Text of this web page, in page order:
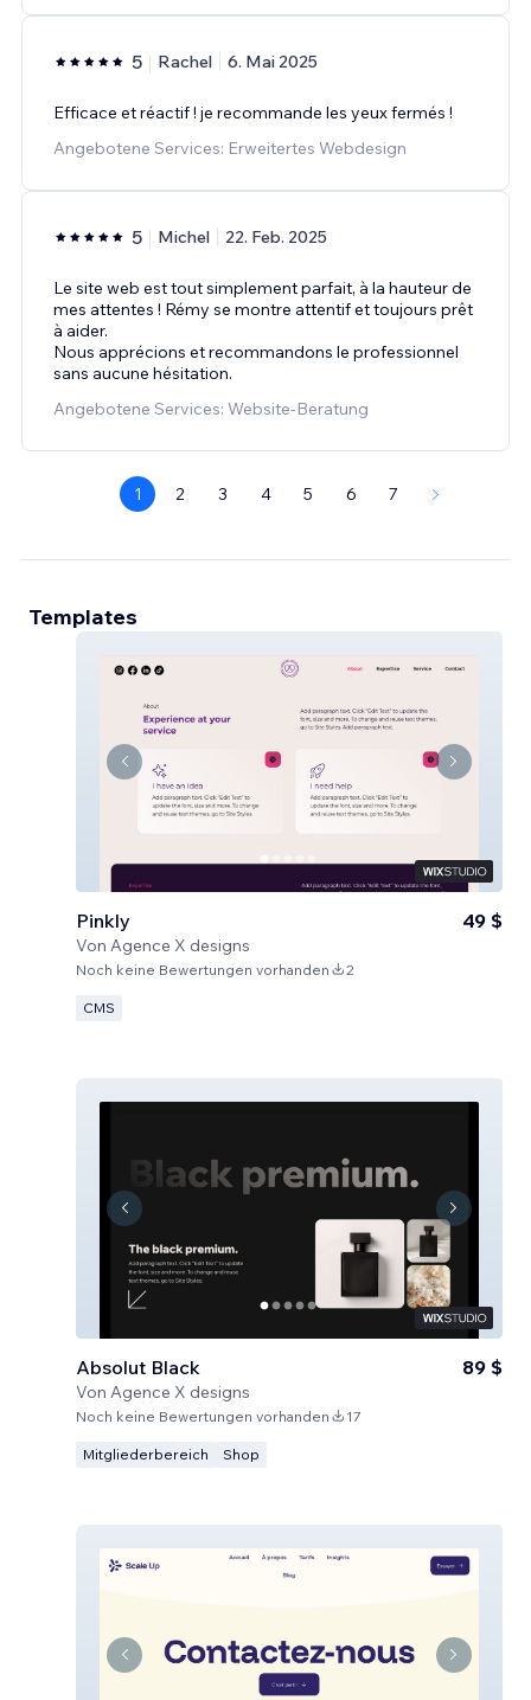
5 Rachel 6. Mai 2025
Efficace et réactif ! je recommande les yeux fermés !
Angebotene Services: Erweitertes Webdesign
5 Michel 22. Feb. 2025
Le site web est tout simplement parfait, à la hauteur de
mes attentes ! Rémy se montre attentif et toujours prêt
à aider.
Nous apprécions et recommandons le professionnel
sans aucune hésitation.
Angebotene Services: Website-Beratung
1 2 3 4 5 6 7
Templates
Pinkly
Von Agence X designs
49 $
Noch keine Bewertungen vorhanden 2
CMS
Absolut Black
Von Agence X designs
89 $
Noch keine Bewertungen vorhanden 17
Mitgliederbereich Shop